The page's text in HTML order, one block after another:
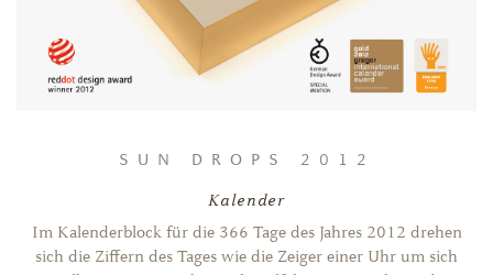
SUN DROPS 2012
Kalender
Im Kalenderblock für die 366 Tage des Jahres 2012 drehen
sich die Ziffern des Tages wie die Zeiger einer Uhr um sich